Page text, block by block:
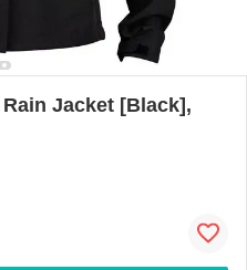
Jacket [Black],